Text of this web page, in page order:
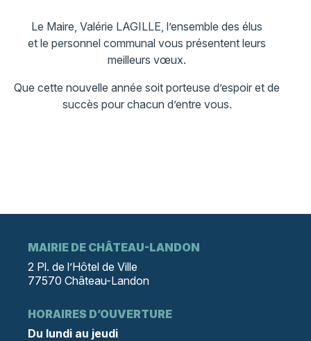
Le Maire, Valérie LAGILLE, l’ensemble des élus
et le personnel communal vous présentent leurs
meilleurs vœux.
Que cette nouvelle année soit porteuse d’espoir et de
succès pour chacun d’entre vous.
MAIRIE DE CHÂTEAU-LANDON
2 Pl. de l’Hôtel de Ville
77570 Château-Landon
HORAIRES D’OUVERTURE
Du lundi au jeudi